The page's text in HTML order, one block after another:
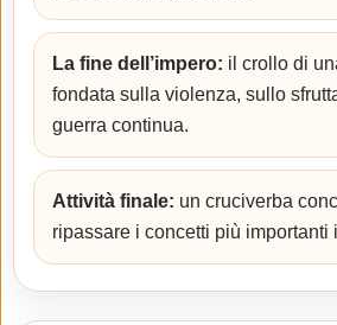
La fine dell’impero: il crollo di
fondata sulla violenza, sullo
guerra continua.
Attività finale: un cruciverba
ripassare i concetti più importanti